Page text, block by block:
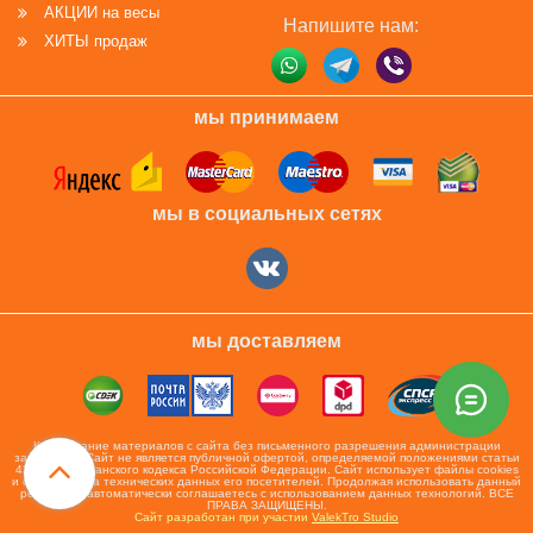
АКЦИИ на весы
ХИТЫ продаж
Напишите нам:
мы принимаем
мы в социальных сетях
мы доставляем
Копирование материалов с сайта без письменного разрешения администрации
запрещено! Сайт не является публичной офертой, определяемой положениями статьи
437 ч.2 гражданского кодекса Российской Федерации. Сайт использует файлы cookies
и сервис сбора технических данных его посетителей. Продолжая использовать данный
ресурс, Вы автоматически соглашаетесь с использованием данных технологий. ВСЕ
ПРАВА ЗАЩИЩЕНЫ.
Сайт разработан при участии ValekTro Studio